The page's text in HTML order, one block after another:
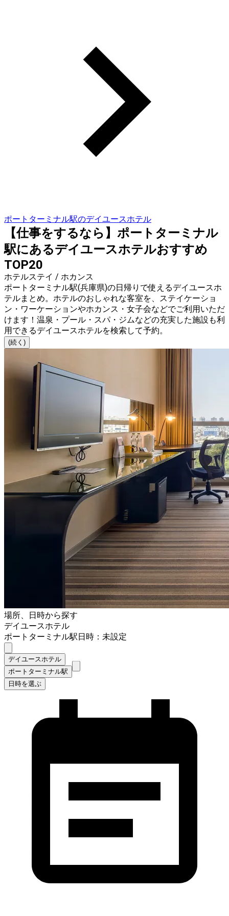
ポートターミナル駅のデイユースホテル
【仕事をするなら】ポートターミナル
駅にあるデイユースホテルおすすめ
TOP20
ホテルステイ / ホカンス
ポートターミナル駅(兵庫県)の日帰りで使えるデイユースホ
テルまとめ。ホテルのおしゃれな客室を、ステイケーショ
ン・ワーケーションやホカンス・女子会などでご利用いただ
けます！温泉・プール・スパ・ジムなどの充実した施設も利
用できるデイユースホテルを検索して予約。
(続く)
場所、日時から探す
デイユースホテル
ポートターミナル駅日時：未設定
デイユースホテル
ポートターミナル駅
日時を選ぶ